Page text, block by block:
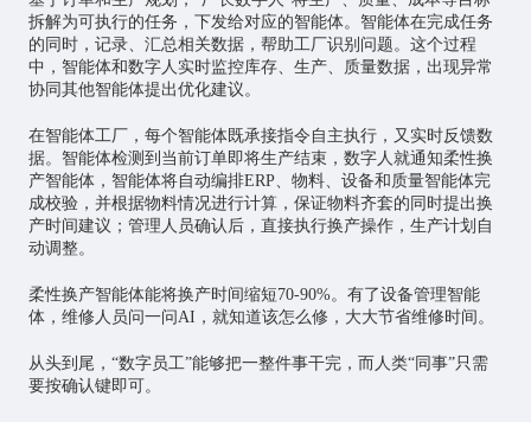
拆解为可执行的任务，下发给对应的智能体。智能体在完成任务
的同时，记录、汇总相关数据，帮助工厂识别问题。这个过程
中，智能体和数字人实时监控库存、生产、质量数据，出现异常
协同其他智能体提出优化建议。
在智能体工厂，每个智能体既承接指令自主执行，又实时反馈数
据。智能体检测到当前订单即将生产结束，数字人就通知柔性换
产智能体，智能体将自动编排ERP、物料、设备和质量智能体完
成校验，并根据物料情况进行计算，保证物料齐套的同时提出换
产时间建议；管理人员确认后，直接执行换产操作，生产计划自
动调整。
柔性换产智能体能将换产时间缩短70-90%。有了设备管理智能
体，维修人员问一问AI，就知道该怎么修，大大节省维修时间。
从头到尾，“数字员工”能够把一整件事干完，而人类“同事”只需
要按确认键即可。